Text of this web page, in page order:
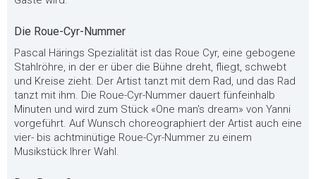
Die Roue-Cyr-Nummer
Pascal Härings Spezialität ist das Roue Cyr, eine gebogene
Stahlröhre, in der er über die Bühne dreht, fliegt, schwebt
und Kreise zieht. Der Artist tanzt mit dem Rad, und das Rad
tanzt mit ihm. Die Roue-Cyr-Nummer dauert fünfeinhalb
Minuten und wird zum Stück «One man's dream» von Yanni
vorgeführt. Auf Wunsch choreographiert der Artist auch eine
vier- bis achtminütige Roue-Cyr-Nummer zu einem
Musikstück Ihrer Wahl.